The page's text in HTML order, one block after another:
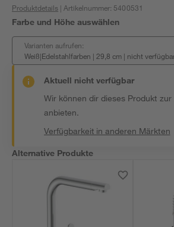
Produktdetails | Artikelnummer: 5400531
Farbe und Höhe auswählen
Varianten aufrufen:
Weiß|Edelstahlfarben | 29,8 cm | nicht
Aktuell nicht verfügbar
Wir können dir dieses Produkt
anbieten.
Verfügbarkeit in anderen Märkten
Alternative Produkte